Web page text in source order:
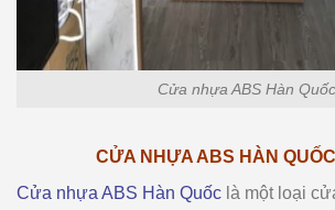
Cửa nhựa ABS Hàn Quốc
CỬA NHỰA ABS HÀN
Cửa nhựa ABS Hàn Quốc là một loại